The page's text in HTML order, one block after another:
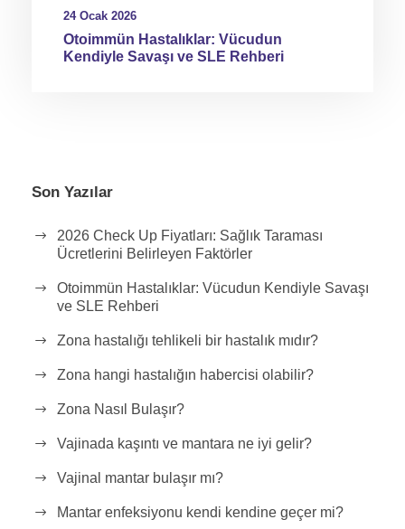
24 Ocak 2026
Otoimmün Hastalıklar: Vücudun
Kendiyle Savaşı ve SLE Rehberi
Son Yazılar
2026 Check Up Fiyatları: Sağlık Taraması
Ücretlerini Belirleyen Faktörler
Otoimmün Hastalıklar: Vücudun Kendiyle Savaşı
ve SLE Rehberi
Zona hastalığı tehlikeli bir hastalık mıdır?
Zona hangi hastalığın habercisi olabilir?
Zona Nasıl Bulaşır?
Vajinada kaşıntı ve mantara ne iyi gelir?
Vajinal mantar bulaşır mı?
Mantar enfeksiyonu kendi kendine geçer mi?